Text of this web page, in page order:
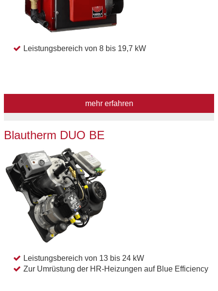
Leistungsbereich von 8 bis 19,7 kW
mehr erfahren
Blautherm DUO BE
Leistungsbereich von 13 bis 24 kW
Zur Umrüstung der HR-Heizungen auf Blue Efficiency